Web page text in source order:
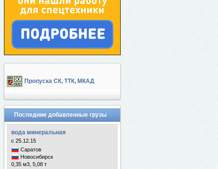
Пропуска СК, ТТК, МКАД
Последние добавленные грузы
вода минеральная
с 25.12.15
Саратов
Новосибирск
0,35 м3, 5,08 т